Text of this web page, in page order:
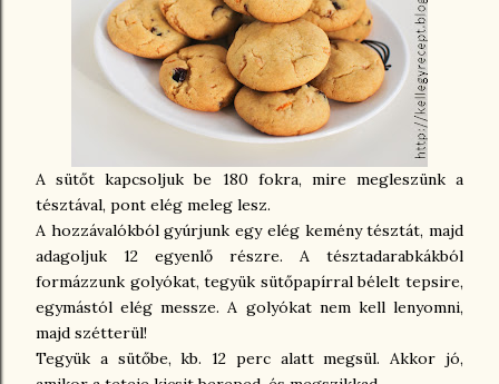
A sütőt kapcsoljuk be 180 fokra, mire megleszünk a
tésztával, pont elég meleg lesz.
A hozzávalókból gyúrjunk egy elég kemény tésztát, majd
adagoljuk 12 egyenlő részre. A tésztadarabkákból
formázzunk golyókat, tegyük sütőpapírral bélelt tepsire,
egymástól elég messze. A golyókat nem kell lenyomni,
majd szétterül!
Tegyük a sütőbe, kb. 12 perc alatt megsül. Akkor jó,